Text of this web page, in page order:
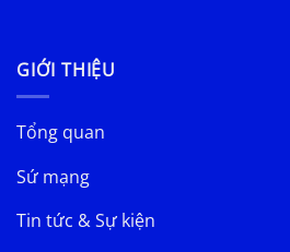
GIỚI THIỆU
Tổng quan
Sứ mạng
Tin tức & Sự kiện